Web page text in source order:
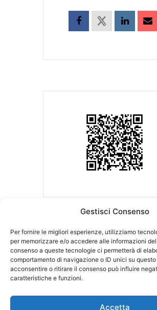
Gestisci Consenso
Per fornire le migliori esperienze, utilizziamo
per memorizzare e/o accedere alle informazioni
consenso a queste tecnologie ci permetterà di
comportamento di navigazione o ID unici su questo
acconsentire o ritirare il consenso può influire
caratteristiche e funzioni.
Accetta
ASLA | Associazione Studi
Sede Legale c/o Ordine degli Avvocati
di Milano
Sede